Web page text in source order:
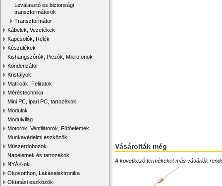
Leválasztó és biztonsági
transzformátorok
Transzformátor
Kábelek, Vezetékek
Kapcsolók, Relék
Készülékek
Kishangszórók, Piezók, Mikrofonok
Kondenzátor
Kristályok
Matricák, Feliratok
Méréstechnika
Mini PC, ipari PC, tartozékok
Modulok
Modulvilág
Motorok, Ventilátorok, Fűtőelemek
Munkavédelmi eszközök
Műszerdobozok
Napelemek és tartozékok
NYÁK-ok
Okosotthon, Lakáselektronika
Oktatási eszközök
Vásárolták még
A következő termékeket más vásárlók